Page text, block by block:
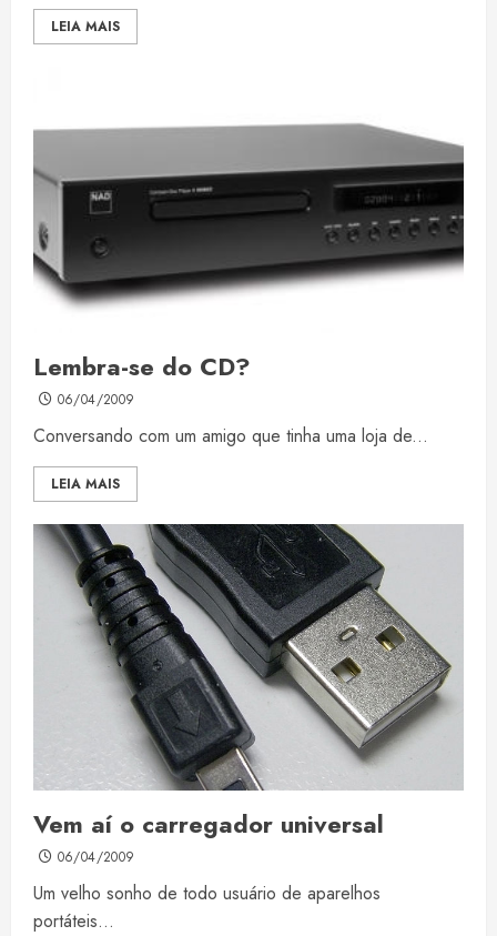
LEIA MAIS
Lembra-se do CD?
06/04/2009
Conversando com um amigo que tinha uma loja de...
LEIA MAIS
Vem aí o carregador universal
06/04/2009
Um velho sonho de todo usuário de aparelhos
portáteis...